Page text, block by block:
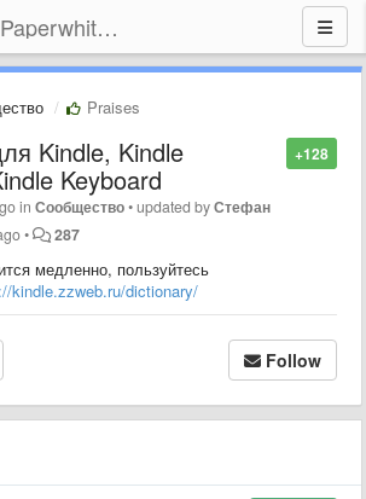
Kindle, Kindle Paperwhite, Kindle Voyage
Praises
+128
Kindle, Kindle
Keyboard
inСообщество•updated byСтефан
• 287
медленно, пользуйтесь
kindle.zzweb.ru/dictionary/
Follow